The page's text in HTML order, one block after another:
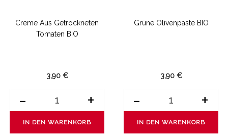
Creme Aus Getrockneten
Tomaten BIO
3,90 €
- +
IN DEN WARENKORB
Grüne Olivenpaste BIO
3,90 €
- +
IN DEN WARENKORB